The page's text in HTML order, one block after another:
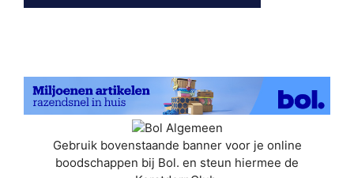
Gebruik bovenstaande banner voor je online
boodschappen bij Bol. en steun hiermee de